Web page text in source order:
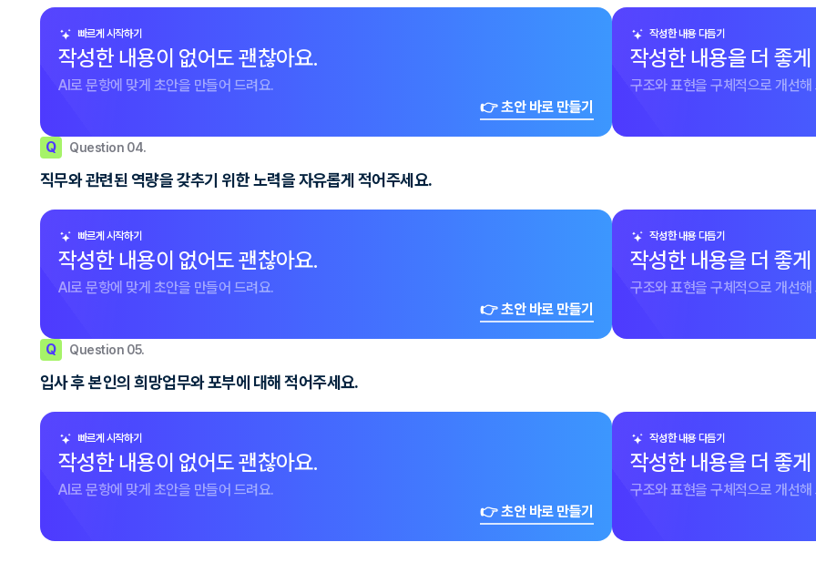
빠르게 시작하기
작성한 내용이 없어도 괜찮아요.
AI로 문항에 맞게 초안을 만들어 드려요.
👉 초안 바로 만들기
작성한 내용 다듬기
작성한 내용을 더 좋
구조와 표현을 구체적으로 개선해
Q Question 04.
직무와 관련된 역량을 갖추기 위한 노력을 자유롭게 적어주세요.
빠르게 시작하기
작성한 내용이 없어도 괜찮아요.
AI로 문항에 맞게 초안을 만들어 드려요.
👉 초안 바로 만들기
작성한 내용 다듬기
작성한 내용을 더 좋
구조와 표현을 구체적으로 개선해
Q Question 05.
입사 후 본인의 희망업무와 포부에 대해 적어주세요.
빠르게 시작하기
작성한 내용이 없어도 괜찮아요.
AI로 문항에 맞게 초안을 만들어 드려요.
👉 초안 바로 만들기
작성한 내용 다듬기
작성한 내용을 더 좋
구조와 표현을 구체적으로 개선해